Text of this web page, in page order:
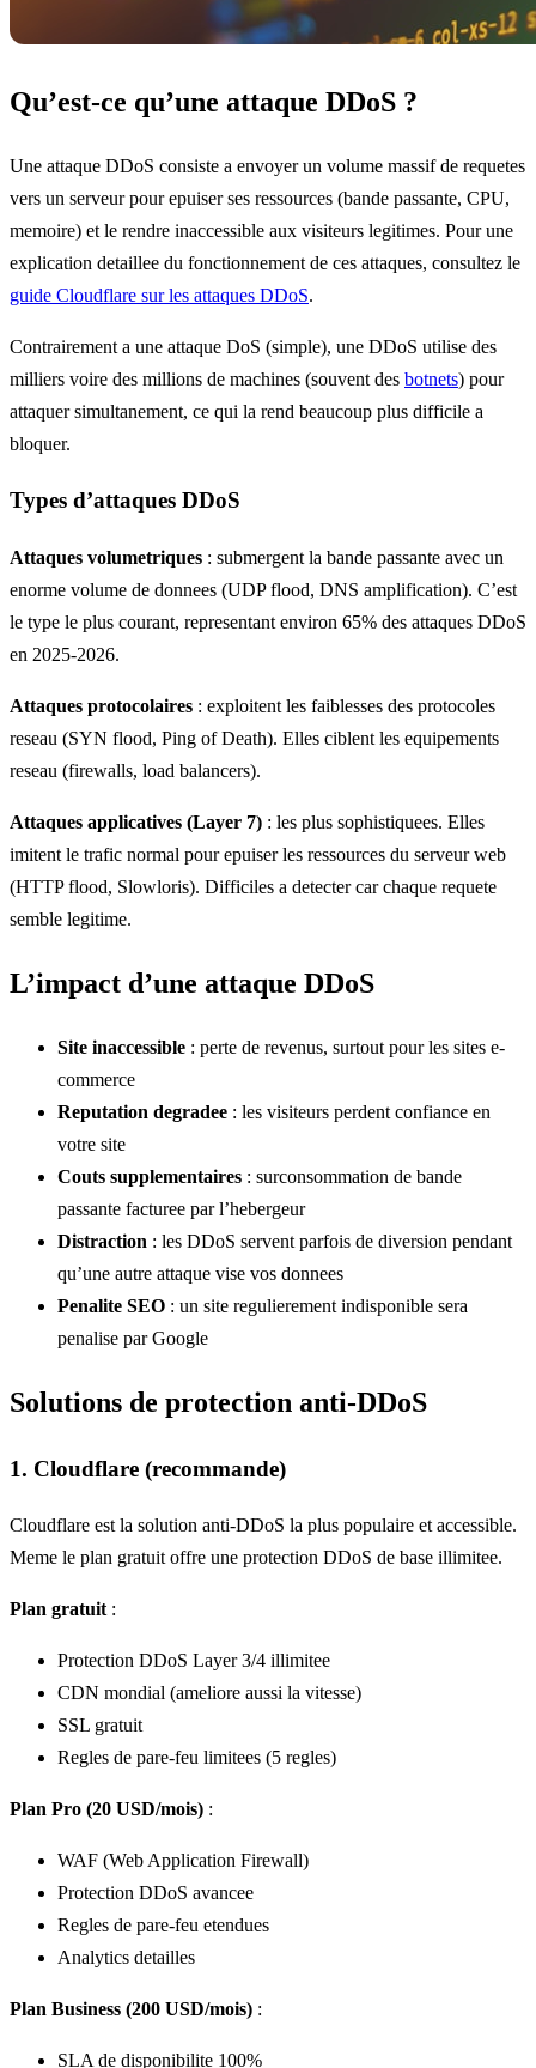
Qu’est-ce qu’une attaque DDoS ?
Une attaque DDoS consiste a envoyer un volume massif de requetes
vers un serveur pour epuiser ses ressources (bande passante, CPU,
memoire) et le rendre inaccessible aux visiteurs legitimes. Pour une
explication detaillee du fonctionnement de ces attaques, consultez le
guide Cloudflare sur les attaques DDoS.
Contrairement a une attaque DoS (simple), une DDoS utilise des
milliers voire des millions de machines (souvent des botnets) pour
attaquer simultanement, ce qui la rend beaucoup plus difficile a
bloquer.
Types d’attaques DDoS
Attaques volumetriques : submergent la bande passante avec un
enorme volume de donnees (UDP flood, DNS amplification). C’est
le type le plus courant, representant environ 65% des attaques DDoS
en 2025-2026.
Attaques protocolaires : exploitent les faiblesses des protocoles
reseau (SYN flood, Ping of Death). Elles ciblent les equipements
reseau (firewalls, load balancers).
Attaques applicatives (Layer 7) : les plus sophistiquees. Elles
imitent le trafic normal pour epuiser les ressources du serveur web
(HTTP flood, Slowloris). Difficiles a detecter car chaque requete
semble legitime.
L’impact d’une attaque DDoS
Site inaccessible : perte de revenus, surtout pour les sites e-
commerce
Reputation degradee : les visiteurs perdent confiance en
votre site
Couts supplementaires : surconsommation de bande
passante facturee par l’hebergeur
Distraction : les DDoS servent parfois de diversion pendant
qu’une autre attaque vise vos donnees
Penalite SEO : un site regulierement indisponible sera
penalise par Google
Solutions de protection anti-DDoS
1. Cloudflare (recommande)
Cloudflare est la solution anti-DDoS la plus populaire et accessible.
Meme le plan gratuit offre une protection DDoS de base illimitee.
Plan gratuit:
Protection DDoS Layer 3/4 illimitee
CDN mondial (ameliore aussi la vitesse)
SSL gratuit
Regles de pare-feu limitees (5 regles)
Plan Pro (20 USD/mois) :
WAF (Web Application Firewall)
Protection DDoS avancee
Regles de pare-feu etendues
Analytics detailles
Plan Business (200 USD/mois) :
SLA de disponibilite 100%